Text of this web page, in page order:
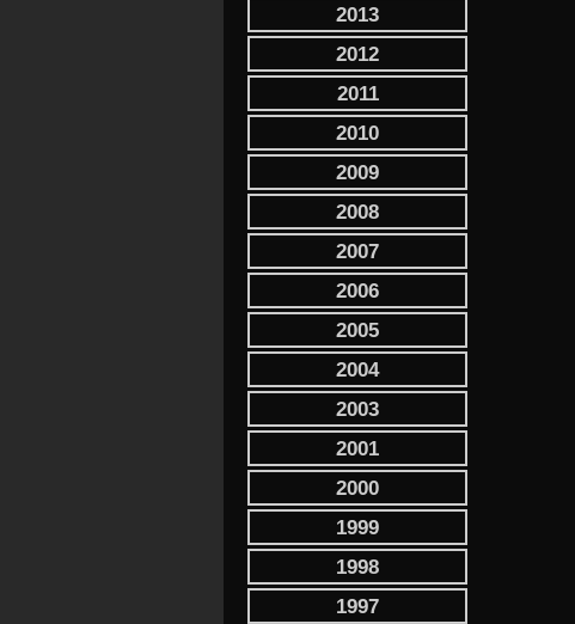
2013
2012
2011
2010
2009
2008
2007
2006
2005
2004
2003
2001
2000
1999
1998
1997